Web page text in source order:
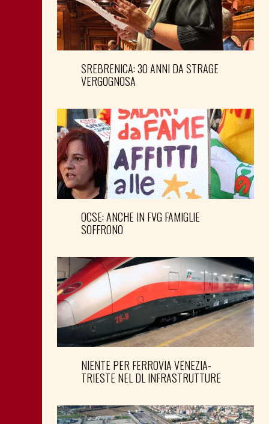
SREBRENICA: 30 ANNI DA STRAGE
VERGOGNOSA
OCSE: ANCHE IN FVG FAMIGLIE
SOFFRONO
NIENTE PER FERROVIA VENEZIA-
TRIESTE NEL DL INFRASTRUTTURE